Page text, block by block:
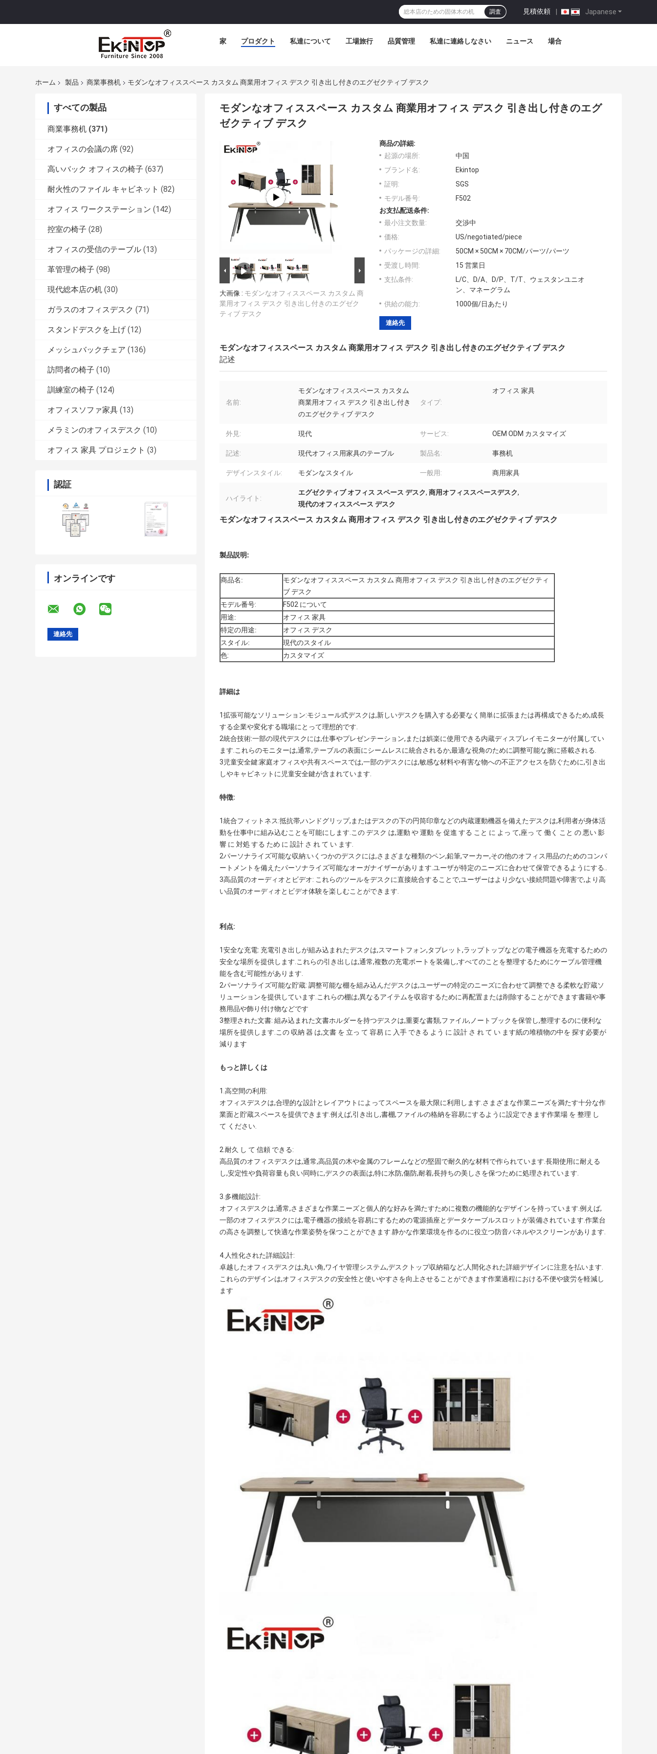
Japanese
見積依頼 |
調査
家 プロダクト 私達について 工場旅行 品質管理 私達に連絡しなさい ニュース 場合
ホーム 製品 商業事務机 モダンなオフィススペース カスタム 商業用オフィス デスク 引き出し付きのエグゼクティブ デスク
すべての製品
商業事務机 (371)
オフィスの会議の席 (92)
高いバック オフィスの椅子 (637)
耐火性のファイル キャビネット (82)
オフィス ワークステーション (142)
控室の椅子 (28)
オフィスの受信のテーブル (13)
革管理の椅子 (98)
現代総本店の机 (30)
ガラスのオフィスデスク (71)
スタンドデスクを上げ (12)
メッシュバックチェア (136)
訪問者の椅子 (10)
訓練室の椅子 (124)
オフィスソファ家具 (13)
メラミンのオフィスデスク (10)
オフィス 家具 プロジェクト (3)
認証
オンラインです
モダンなオフィススペース カスタム 商業用オフィス デスク 引き出し付きのエグ
ゼクティブ デスク
大画像 : モダンなオフィススペース カスタム 商
業用オフィス デスク 引き出し付きのエグゼク
ティブ デスク
商品の詳細:
起源の場所:
中国
ブランド名:
Ekintop
証明:
SGS
モデル番号:
F502
お支払配送条件:
最小注文数量:
交渉中
価格:
US/negotiated/piece
パッケージの詳細:
50CM × 50CM × 70CM/パーツ/パーツ
受渡し時間:
15 営業日
支払条件:
L/C、D/A、D/P、T/T、ウェスタンユニオ
ン、マネーグラム
供給の能力:
1000個/日あたり
連絡先
モダンなオフィススペース カスタム 商業用オフィス デスク 引き出し付きのエグゼクティブ デスク
記述
名前:
モダンなオフィススペース カスタム
商業用オフィス デスク 引き出し付き
のエグゼクティブ デスク
タイプ:
オフィス 家具
外見: 現代 サービス: OEM ODM カスタマイズ
記述: 現代オフィス用家具のテーブル 製品名: 事務机
デザインスタイル: モダンなスタイル 一般用: 商用家具
ハイライト:
エグゼクティブ オフィス スペース デスク, 商用オフィススペースデスク,
現代のオフィススペース デスク
モダンなオフィススペース カスタム 商用オフィス デスク 引き出し付きのエグゼクティブ デスク
製品説明:
商品名:
モダンなオフィススペース カスタム 商用オフィス デスク 引き出し付きのエグゼクティ
ブ デスク
モデル番号:
F502 について
用途:
オフィス 家具
特定の用途:
オフィス デスク
スタイル:
現代のスタイル
色:
カスタマイズ
詳細は
1拡張可能なソリューション:モジュール式デスクは,新しいデスクを購入する必要なく簡単に拡張または再構成できるため,成長
する企業や変化する職場にとって理想的です.
2統合技術:一部の現代デスクには,仕事やプレゼンテーション,または娯楽に使用できる内蔵ディスプレイモニターが付属してい
ます.これらのモニターは,通常,テーブルの表面にシームレスに統合されるか,最適な視角のために調整可能な腕に搭載される.
3児童安全鍵:家庭オフィスや共有スペースでは,一部のデスクには,敏感な材料や有害な物への不正アクセスを防ぐために,引き出
しやキャビネットに児童安全鍵が含まれています.
特徴:
1統合フィットネス:抵抗帯,ハンドグリップ,またはデスクの下の円筒印章などの内蔵運動機器を備えたデスクは,利用者が身体活
動を仕事中に組み込むことを可能にします.この デスク は,運動 や 運動 を 促進 する こと に よっ て,座っ て 働く こと の 悪い 影
響 に 対処 する ため に 設計 さ れ て い ます.
2パーソナライズ可能な収納:いくつかのデスクには,さまざまな種類のペン,鉛筆,マーカー,その他のオフィス用品のためのコンパ
ートメントを備えたパーソナライズ可能なオーガナイザーがあります.ユーザが特定のニーズに合わせて保管できるようにする..
3高品質のオーディオとビデオ: これらのツールをデスクに直接統合することで,ユーザーはより少ない接続問題や障害で,より高
い品質のオーディオとビデオ体験を楽しむことができます.
利点:
1安全な充電: 充電引き出しが組み込まれたデスクは,スマートフォン,タブレット,ラップトップなどの電子機器を充電するための
安全な場所を提供します.これらの引き出しは,通常,複数の充電ポートを装備し,すべてのことを整理するためにケーブル管理機
能を含む可能性があります.
2パーソナライズ可能な貯蔵: 調整可能な棚を組み込んだデスクは,ユーザーの特定のニーズに合わせて調整できる柔軟な貯蔵ソ
リューションを提供しています.これらの棚は,異なるアイテムを収容するために再配置または削除することができます書籍や事
務用品や飾り付け物などです
3整理された文書: 組み込まれた文書ホルダーを持つデスクは,重要な書類,ファイル,ノートブックを保管し,整理するのに便利な
場所を提供します.この 収納 器 は,文書 を 立っ て 容易 に 入手 できる よう に 設計 さ れ て い ます紙の堆積物の中を 探す必要が
減ります
もっと詳しくは
1.高空間の利用:
オフィスデスクは,合理的な設計とレイアウトによってスペースを最大限に利用します.さまざまな作業ニーズを満たす十分な作
業面と貯蔵スペースを提供できます.例えば,引き出し,書棚,ファイルの格納を容易にするように設定できます作業場 を 整理 し
て ください.
2.耐久 し て 信頼 できる:
高品質のオフィスデスクは,通常,高品質の木や金属のフレームなどの堅固で耐久的な材料で作られています.長期使用に耐える
し,安定性や負荷容量も良い同時に,デスクの表面は,特に水防,傷防,耐着,長持ちの美しさを保つために処理されています.
3.多機能設計:
オフィスデスクは,通常,さまざまな作業ニーズと個人的な好みを満たすために複数の機能的なデザインを持っています.例えば,
一部のオフィスデスクには,電子機器の接続を容易にするための電源插座とデータケーブルスロットが装備されています.作業台
の高さを調整して快適な作業姿勢を保つことができます.静かな作業環境を作るのに役立つ防音パネルやスクリーンがあります.
4.人性化された詳細設計:
卓越したオフィスデスクは,丸い角,ワイヤ管理システム,デスクトップ収納箱など,人間化された詳細デザインに注意を払います.
これらのデザインは,オフィスデスクの安全性と使いやすさを向上させることができます作業過程における不便や疲労を軽減し
ます